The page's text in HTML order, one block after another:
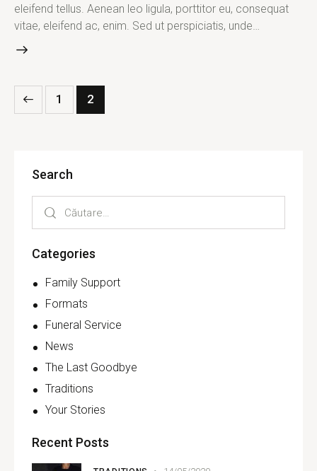
eleifend tellus. Aenean leo ligula, porttitor eu, consequat
vitae, eleifend ac, enim. Sed ut perspiciatis, unde…
1 2
Search
Categories
Family Support
Formats
Funeral Service
News
The Last Goodbye
Traditions
Your Stories
Recent Posts